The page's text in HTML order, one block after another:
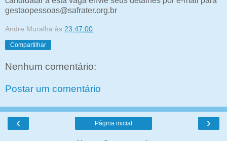
gestaopessoas@safrater.org.br
Andre Muralha às 23:47:00
Compartilhar
Nenhum comentário:
Postar um comentário
‹ ›
Página inicial